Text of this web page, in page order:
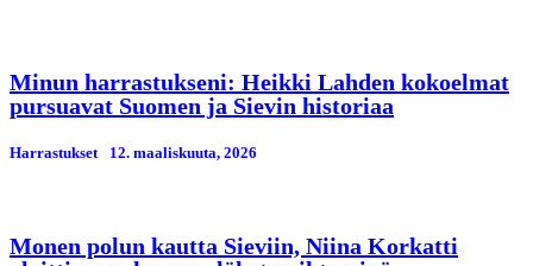
Minun harrastukseni: Heikki Lahden kokoelmat
pursuavat Suomen ja Sievin historiaa
Harrastukset 12. maaliskuuta, 2026
Monen polun kautta Sieviin, Niina Korkatti